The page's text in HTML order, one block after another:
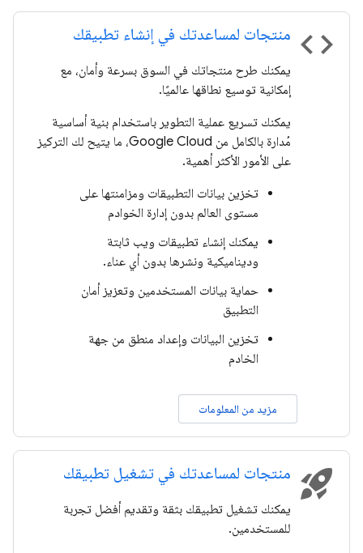
code منتجات لمساعدتك في إنشاء تطبيقك
يمكنك طرح منتجاتك في السوق بسرعة وأمان، مع
إمكانية توسيع نطاقها عالميًا.
يمكنك تسريع عملية التطوير باستخدام بنية أساسية
مُدارة بالكامل من Google Cloud، ما يتيح لك التركيز
على الأمور الأكثر أهمية.
تخزين بيانات التطبيقات ومزامنتها على
مستوى العالم بدون إدارة الخوادم
يمكنك إنشاء تطبيقات ويب ثابتة
وديناميكية ونشرها بدون أي عناء.
حماية بيانات المستخدمين وتعزيز أمان
التطبيق
تخزين البيانات وإعداد منطق من جهة
الخادم
مزيد من المعلومات
rocket_launch منتجات لمساعدتك في تشغيل تطبيقك
يمكنك تشغيل تطبيقك بثقة وتقديم أفضل تجربة
للمستخدمين.